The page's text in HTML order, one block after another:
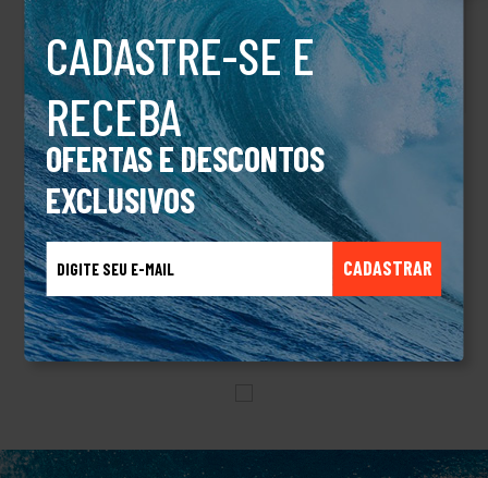
CADASTRE-SE E
RECEBA
OFERTAS E DESCONTOS
EXCLUSIVOS
CADASTRAR
U
PRODUTO INDISPONÍVEL
DESCRIÇÃO
Suporte Gopro Para Capacete Aberto GVProduto Original.